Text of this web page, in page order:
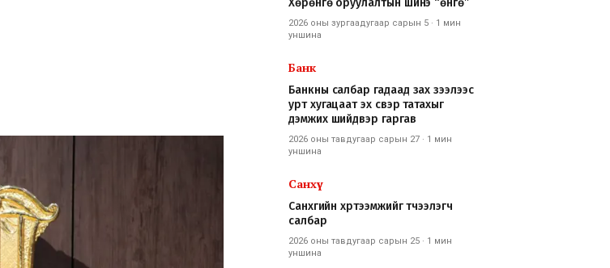
Хөрөнгө оруулалтын шинэ “өнгө”
2026 оны зургаадугаар сарын 5 · 1 мин
уншина
Банк
Банкны салбар гадаад зах зээлээс
урт хугацаат эх үүсвэр татахыг
дэмжих шийдвэр гаргав
2026 оны тавдугаар сарын 27 · 1 мин
уншина
Санхүү
Санхүүгийн хүртээмжийг түүчээлэгч
салбар
2026 оны тавдугаар сарын 25 · 1 мин
уншина